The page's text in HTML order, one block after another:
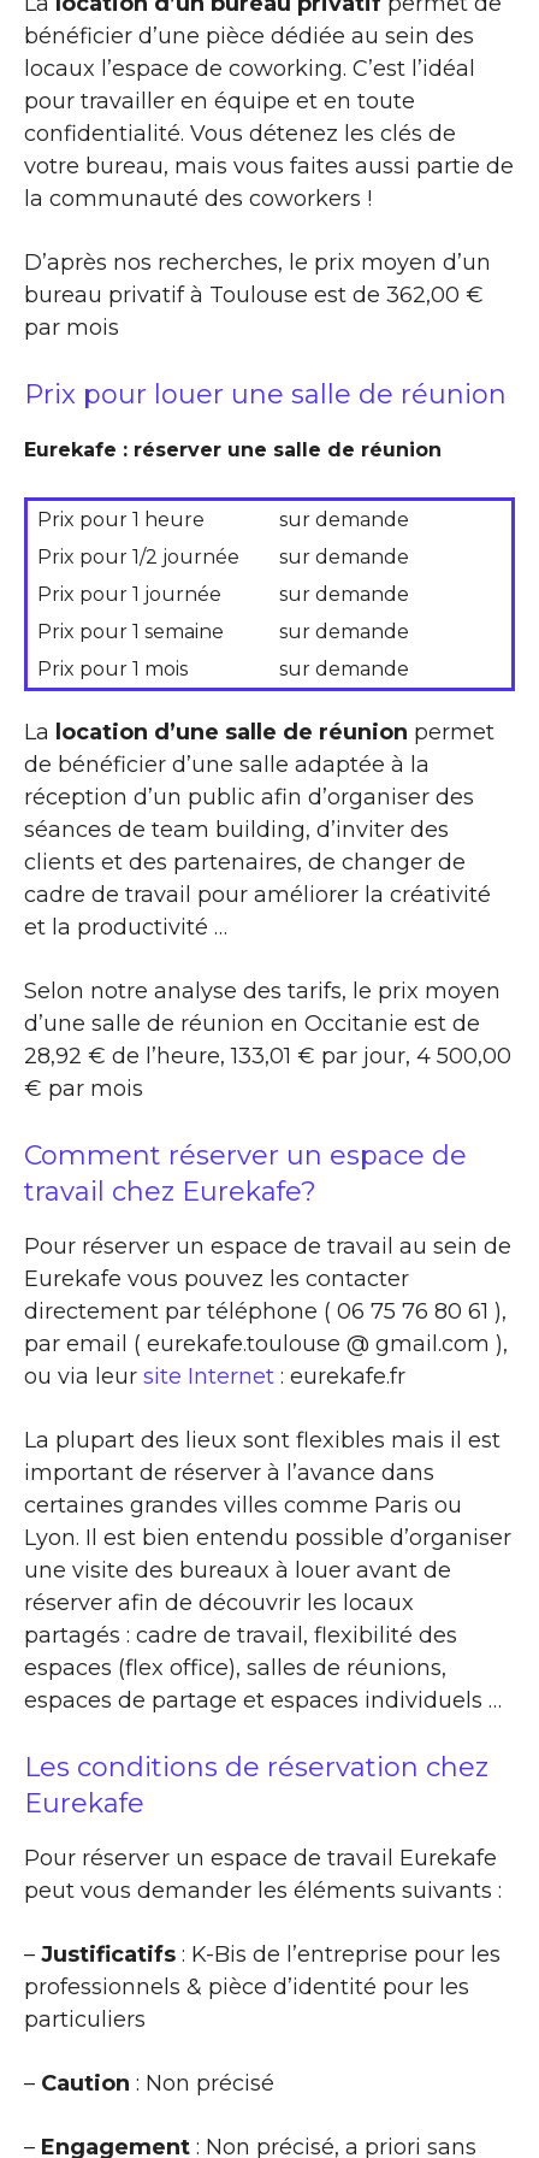
bénéficier d’une pièce dédiée au sein des
locaux l’espace de coworking. C’est l’idéal
pour travailler en équipe et en toute
confidentialité. Vous détenez les clés de
votre bureau, mais vous faites aussi partie de
la communauté des coworkers !
D’après nos recherches, le prix moyen d’un
bureau privatif à Toulouse est de 362,00 €
par mois
Prix pour louer une salle de réunion
Eurekafe : réserver une salle de réunion
Prix pour 1 heure
sur demande
Prix pour 1/2 journée
sur demande
Prix pour 1 journée
sur demande
Prix pour 1 semaine
sur demande
Prix pour 1 mois
sur demande
La location d’une salle de réunion permet
de bénéficier d’une salle adaptée à la
réception d’un public afin d’organiser des
séances de team building, d’inviter des
clients et des partenaires, de changer de
cadre de travail pour améliorer la créativité
et la productivité …
Selon notre analyse des tarifs, le prix moyen
d’une salle de réunion en Occitanie est de
28,92 € de l’heure, 133,01 € par jour, 4 500,00
€ par mois
Comment réserver un espace de
travail chez Eurekafe?
Pour réserver un espace de travail au sein de
Eurekafe vous pouvez les contacter
directement par téléphone ( 06 75 76 80 61 ),
par email ( eurekafe.toulouse @ gmail.com ),
ou via leur site Internet : eurekafe.fr
La plupart des lieux sont flexibles mais il est
important de réserver à l’avance dans
certaines grandes villes comme Paris ou
Lyon. Il est bien entendu possible d’organiser
une visite des bureaux à louer avant de
réserver afin de découvrir les locaux
partagés : cadre de travail, flexibilité des
espaces (flex office), salles de réunions,
espaces de partage et espaces individuels …
Les conditions de réservation chez
Eurekafe
Pour réserver un espace de travail Eurekafe
peut vous demander les éléments suivants :
– Justificatifs : K-Bis de l’entreprise pour les
professionnels & pièce d’identité pour les
particuliers
– Caution : Non précisé
– Engagement : Non précisé, a priori sans